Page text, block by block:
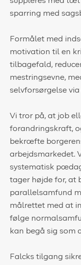
sparring med
Formålet med
motivation til en
tilbagefald,
mestringsevne,
selvforsørgelse
Vi tror på, at job
forandringskraft,
bekræfte
arbejdsmarkedet.
systematisk
tager højde for, at
parallelsamfund
målrettet med at
følge
kan begå sig som
Falcks tilgang